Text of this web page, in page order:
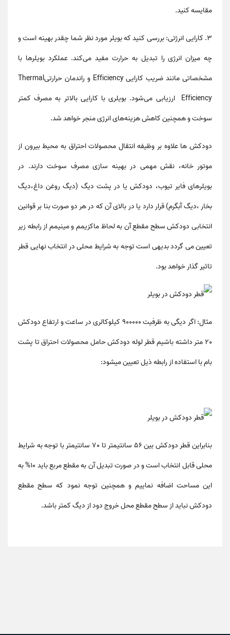
مقایسه کنید.
3. کارایی انرژتی: بررسی کنید که بویلر مورد نظر شما چقدر بهینه است و
چه میزان انرژی را تبدیل به حرارت مفید می‌کند. عملکرد بویلرها با
مشخصاتی مانند ضریب کارایی Efficiency و راندمان حرارتیThermal
Efficiency ارزیابی می‌شود. بویلری با کارایی بالاتر به مصرف کمتر
سوخت و همچنین کاهش هزینه‌های انرژی منجر خواهد شد.
دودکش ها علاوه بر وظیفه انتقال محصولات احتراق به محیط بیرون از
موتور خانه، نقش مهمی در بهینه سازی مصرف سوخت دارند. در
بویلرهای فایر تیوب، دودکش یا در پشت دیگ (دیگ روغن داغ،دیگ
بخار ،دیگ آبگرم) قرار دارد یا در بالای آن که در هر دو صورت بنا بر قوانین
انتخابی دودکش سطح مقطع آن به لحاظ ماکزیمم و مینیمم از رابطه زیر
تعیین می گردد بدیهی است توجه به شرایط محلی در انتخاب نهایی قطر
تاثیر گذار خواهد بود.
مثال: اگر دیگی به ظرفیت 900000 کیلوکالری در ساعت و ارتفاع دودکش
20 متر داشته باشیم قطر لوله دودکش حامل محصولات احتراق تا پشت
بام با استفاده از رابطه ذیل تعیین میشود:
بنابراین قطر دودکش بین 56 سانتیمتر تا 70 سانتیمتر با توجه به شرایط
محلی قابل انتخاب است و در صورت تبدیل آن به مقطع مربع باید 10% به
این مساحت اضافه نماییم و همچنین توجه نمود که سطح مقطع
دودکش نباید از سطح مقطع محل خروج دود از دیگ کمتر باشد.